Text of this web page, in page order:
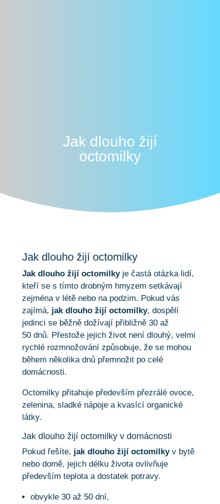
Jak dlouho žijí
octomilky
Jak dlouho žijí octomilky
Jak dlouho žijí octomilkyje častá otázka lidí,
kteří se s tímto drobným hmyzem setkávají
zejména v létě nebo na podzim. Pokud vás
zajímá, jak dlouho žijí octomilky, dospělí
jedinci se běžně dožívají přibližně 30 až
50 dnů. Přestože jejich život není dlouhý, velmi
rychlé rozmnožování způsobuje, že se mohou
během několika dnů přemnožit po celé
domácnosti.
Octomilky přitahuje především přezrálé ovoce,
zelenina, sladké nápoje a kvasící organické
látky.
Jak dlouho žijí octomilky v domácnosti
Pokud řešíte, jak dlouho žijí octomilkyv bytě
nebo domě, jejich délku života ovlivňuje
především teplota a dostatek potravy.
obvykle 30 až 50 dní,